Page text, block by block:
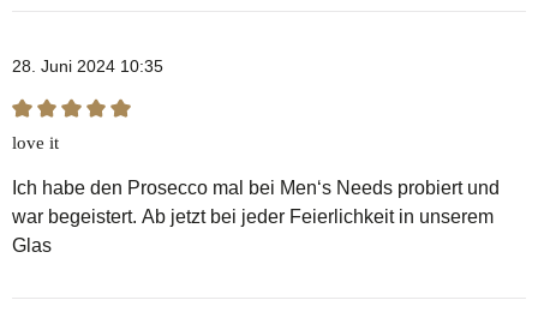
28. Juni 2024 10:35
Bewertung mit 5 von 5 Sternen
love it
Ich habe den Prosecco mal bei Men‘s Needs probiert und
war begeistert. Ab jetzt bei jeder Feierlichkeit in unserem
Glas